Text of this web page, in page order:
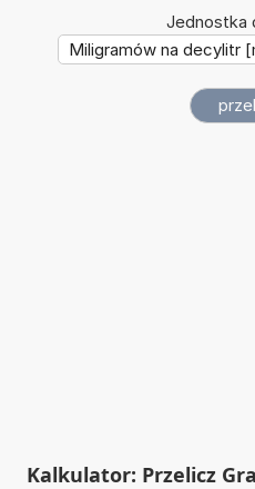
Jednostka
Kalkulator: Przelicz